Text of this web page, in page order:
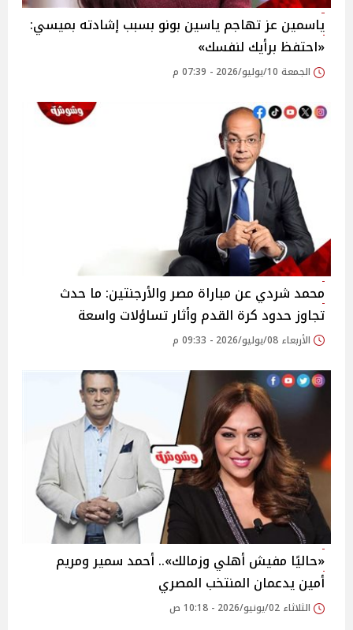
ياسمين عز تهاجم ياسين بونو بسبب إشادته بميسي:
«احتفظ برأيك لنفسك»
الجمعة 10/يوليو/2026 - 07:39 م
محمد شردي عن مباراة مصر والأرجنتين: ما حدث
تجاوز حدود كرة القدم وأثار تساؤلات واسعة
الأربعاء 08/يوليو/2026 - 09:33 م
«حاليًا مفيش أهلي وزمالك».. أحمد سمير ومريم
أمين يدعمان المنتخب المصري
الثلاثاء 02/يونيو/2026 - 10:18 ص